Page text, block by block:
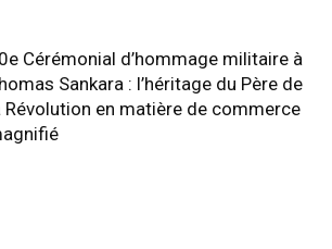
Cérémonial d’hommage militaire à
Sankara : l’héritage du Père de
Révolution en matière de commerce